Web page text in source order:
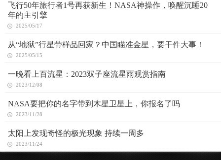
飞行50年旅行者1号再获新生！NASA神操作，唤醒沉睡20
年的主引擎
2025/05/17
从“地狱”行星带样品回家？中国瞄准金星，要干件大事！
2025/05/15
一晚看上百流星：2023双子座流星雨观赏指南
2023/12/08
NASA要把你的名字带到木星卫星上，你报名了吗
2023/11/28
太阳上发现奇怪的极光现象 持续一周多
2023/11/24